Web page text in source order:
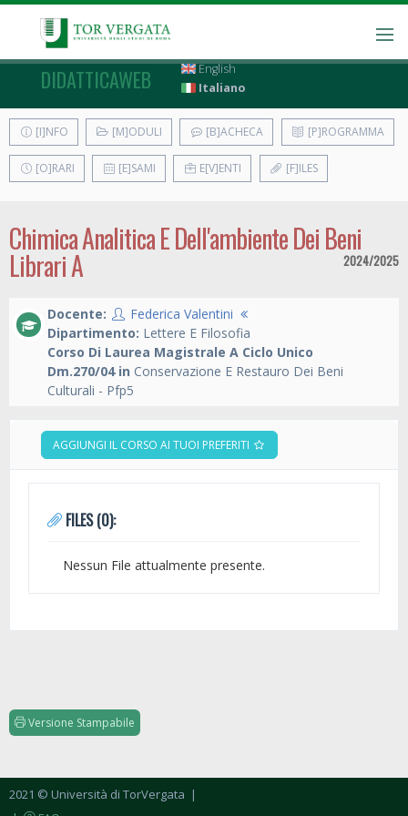
DIDATTICAWEB
English
Italiano
[I]NFO [M]ODULI [B]ACHECA [P]ROGRAMMA
[O]RARI [E]SAMI E[V]ENTI [F]ILES
Chimica Analitica E Dell'ambiente Dei Beni
Librari A 2024/2025
Docente:
Federica Valentini
Dipartimento: Lettere E Filosofia
Corso Di Laurea Magistrale A Ciclo Unico
Dm.270/04 in Conservazione E Restauro Dei Beni
Culturali - Pfp5
AGGIUNGI IL CORSO AI TUOI PREFERITI
FILES (0):
Nessun File attualmente presente.
Versione Stampabile
2021 © Università di TorVergata |